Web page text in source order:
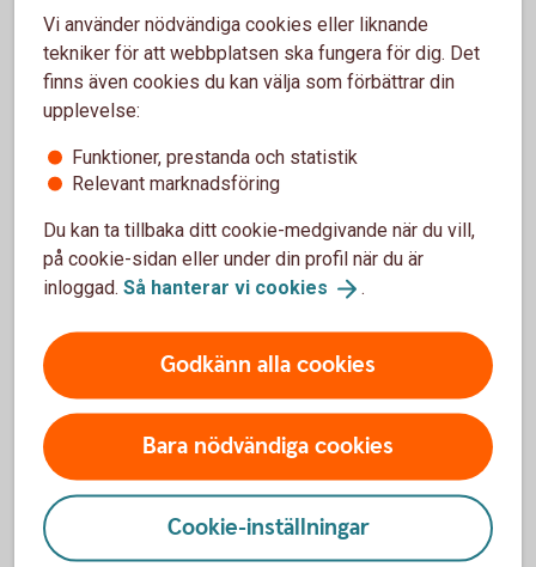
Gör en enklare rådgivning själv.
Logga in och gör digital
Bankomat
Besök en bankomat för att sätta in och ta ut kontanter.
Hitta Bankomat(bankomat.se)
Vi använder nödvändiga cookies eller liknande
tekniker för att webbplatsen ska fungera för dig. Det
finns även cookies du kan välja som förbättrar din
upplevelse:
Funktioner, prestanda och statistik
Relevant marknadsföring
Du kan ta tillbaka ditt cookie-medgivande när du vill,
på cookie-sidan eller under din profil när du är
inloggad. Så hanterar vi cookies .
Godkänn alla cookies
Bara nödvändiga cookies
Cookie-inställningar